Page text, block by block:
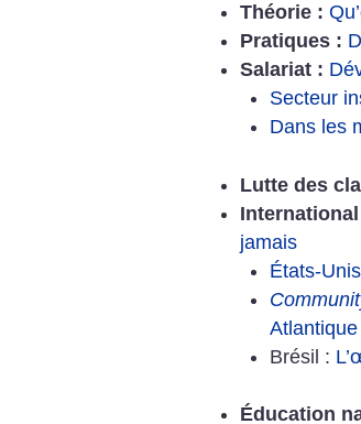
Théorie :
Pratiques :
Salariat :
Secteur
Dans les
Lutte des
jamais
États-
Atlantique
Brésil :
Éducation